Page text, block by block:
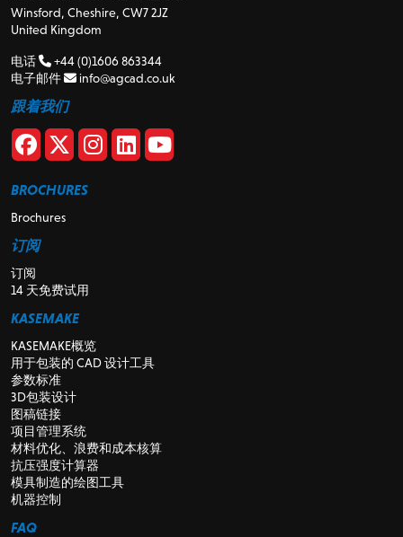
Winsford, Cheshire, CW7 2JZ
United Kingdom
电话
+44 (0)1606 863344
电子邮件
info@agcad.co.uk
跟着我们
BROCHURES
Brochures
订阅
订阅
14 天免费试用
KASEMAKE
KASEMAKE概览
用于包装的 CAD 设计工具
参数标准
3D包装设计
图稿链接
项目管理系统
材料优化、浪费和成本核算
抗压强度计算器
模具制造的绘图工具
机器控制
FAQ